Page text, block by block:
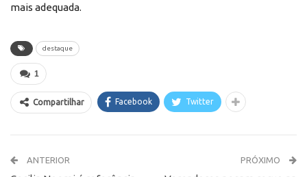
mais adequada.
destaque
1
Compartilhar Facebook Twitter
ANTERIOR PRÓXIMO